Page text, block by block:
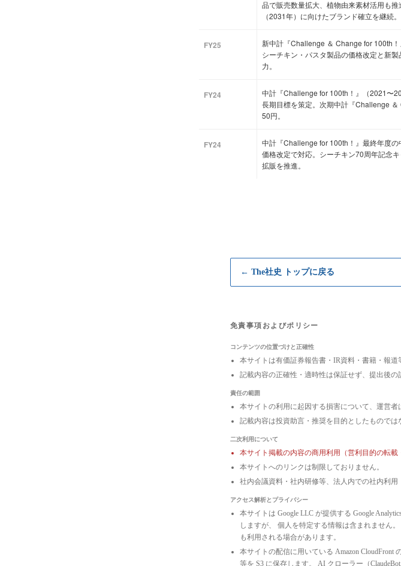
品で販売数量拡大、植物由来素材活用も
（2031年）に向けたブランド確立を継続。
FY25
新中計『Challenge ＆ Change for 100th！
シーチキン・パスタ製品の価格改定と新
力。
FY24
中計『Challenge for 100th！』（2021〜
長期目標を策定。次期中計『Challenge
50円。
FY24
中計『Challenge for 100th！』最終年度
価格改定で対応。シーチキン70周年記念
拡販を推進。
← The社史 トップに戻る
免責事項およびポリシー
コンテンツの位置づけと正確性
本サイトは有価証券報告書・IR資料・書籍・報
記載内容の正確性・適時性は保証せず、提出後
責任の範囲
本サイトの利用に起因する損害について、運営者
記載内容は投資助言・推奨を目的としたもので
二次利用について
本サイト掲載の内容の商用利用（営利目的の転
本サイトへのリンクは制限しておりません。
社内会議資料・社内研修等、法人内での社内利
アクセス解析とプライバシー
本サイトは Google LLC が提供する Google
しますが、 個人を特定する情報は含まれません
も利用される場合があります。
本サイトの配信に用いている Amazon
等を S3 に保存します。 AI クローラー（